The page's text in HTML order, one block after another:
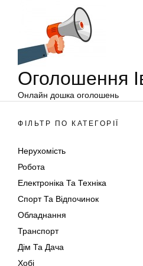
Оголошення
Онлайн дошка оголошень
ФІЛЬТР ПО КАТЕГОРІЇ
Нерухомість
Робота
Електроніка Та Техніка
Спорт Та Відпочинок
Обладнання
Транспорт
Дім Та Дача
Хобі